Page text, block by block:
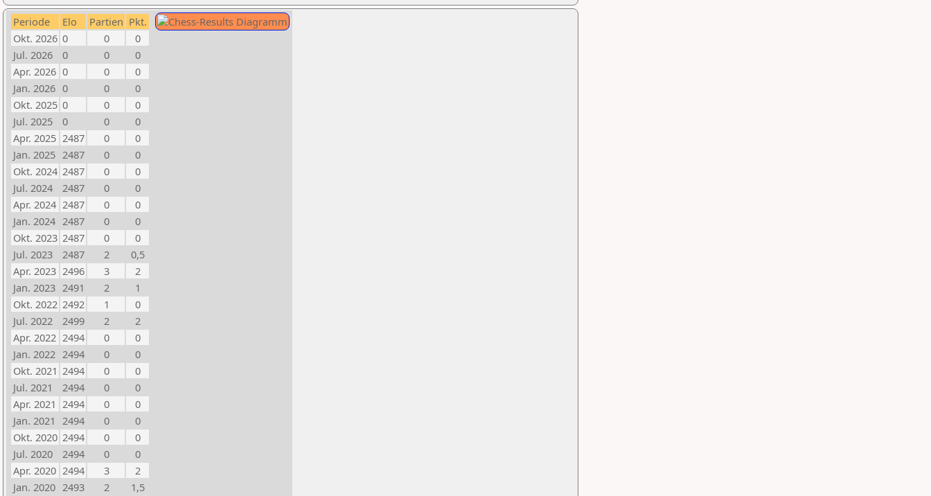
Periode Elo Partien Pkt.
Okt. 2026 0 0
0
Jul. 2026
0 0
0
Apr. 2026 0 0
0
Jan. 2026 0 0
0
Okt. 2025 0 0
0
Jul. 2025
0 0
0
Apr. 2025 2487 0
0
Jan. 2025 2487 0
0
Okt. 2024 2487 0
0
Jul. 2024
2487 0
0
Apr. 2024 2487 0
0
Jan. 2024 2487 0
0
Okt. 2023 2487 0
0
Jul. 2023
2487 2
0,5
Apr. 2023 2496 3
2
Jan. 2023 2491 2
1
Okt. 2022 2492 1
0
Jul. 2022
2499 2
2
Apr. 2022 2494 0
0
Jan. 2022 2494 0
0
Okt. 2021 2494 0
0
Jul. 2021
2494 0
0
Apr. 2021 2494 0
0
Jan. 2021 2494 0
0
Okt. 2020 2494 0
0
Jul. 2020
2494 0
0
Apr. 2020 2494 3
2
Jan. 2020 2493 2
1,5